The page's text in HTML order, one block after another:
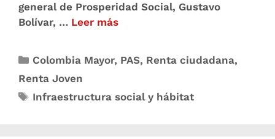
general de Prosperidad Social, Gustavo
Bolívar, … Leer más
Colombia Mayor, PAS, Renta ciudadana,
Renta Joven
Infraestructura social y hábitat